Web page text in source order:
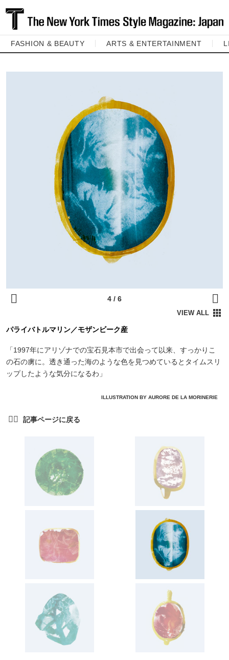
FASHION & BEAUTY ARTS & ENTERTAINMENT
パライバトルマリン／モザンビーク産
「1997年にアリゾナでの宝石見本市で出会って以来、すっかりこ
の石の虜に。透き通った海のような色を見つめているとタイムスリ
ップしたような気分になるわ」
ILLUSTRATION BY AURORE DE LA MORINERIE